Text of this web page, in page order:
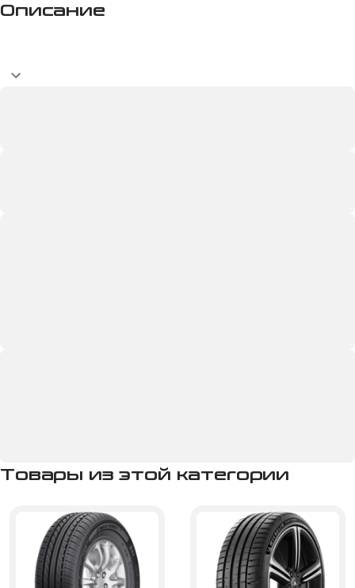
Описание
Товары из этой категории